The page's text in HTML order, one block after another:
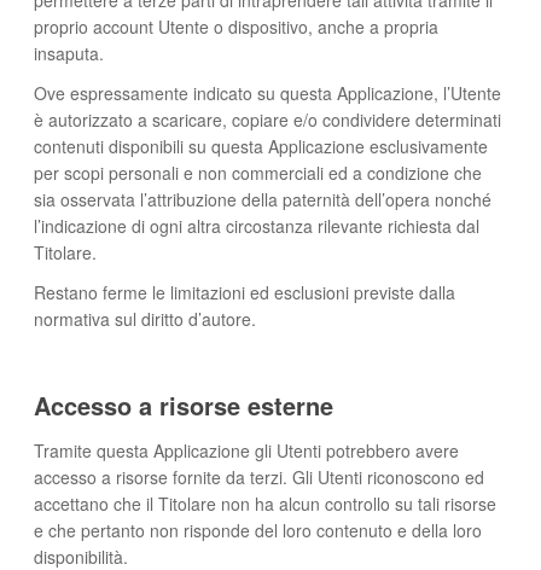
proprio account Utente o dispositivo, anche a propria
insaputa.
Ove espressamente indicato su questa Applicazione, l’Utente
è autorizzato a scaricare, copiare e/o condividere determinati
contenuti disponibili su questa Applicazione esclusivamente
per scopi personali e non commerciali ed a condizione che
sia osservata l’attribuzione della paternità dell’opera nonché
l’indicazione di ogni altra circostanza rilevante richiesta dal
Titolare.
Restano ferme le limitazioni ed esclusioni previste dalla
normativa sul diritto d’autore.
Accesso a risorse esterne
Tramite questa Applicazione gli Utenti potrebbero avere
accesso a risorse fornite da terzi. Gli Utenti riconoscono ed
accettano che il Titolare non ha alcun controllo su tali risorse
e che pertanto non risponde del loro contenuto e della loro
disponibilità.